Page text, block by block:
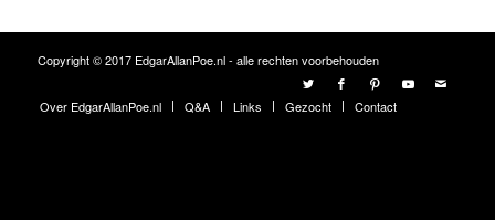
Copyright © 2017 EdgarAllanPoe.nl - alle rechten voorbehouden
Over EdgarAllanPoe.nl Q&A Links Gezocht Contact